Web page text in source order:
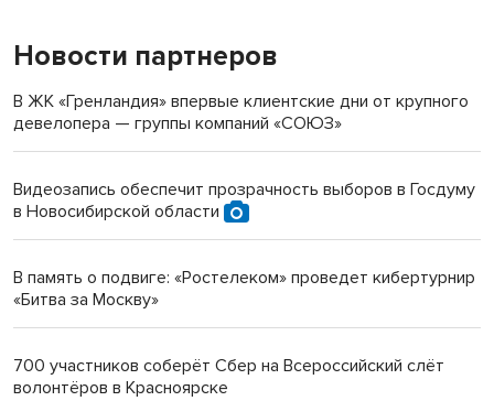
«Мы живём на пастбище!»: в новосибирском селе лошади
терроризируют жителей
Новосибирский преподаватель с женой вошли в топ-16
Новости партнеров
В ЖК «Гренландия» впервые клиентские дни от крупного
девелопера — группы компаний «СОЮЗ»
Видеозапись обеспечит прозрачность выборов в Госдуму
в Новосибирской области
В память о подвиге: «Ростелеком» проведет кибертурнир
«Битва за Москву»
700 участников соберёт Сбер на Всероссийский слёт
волонтёров в Красноярске